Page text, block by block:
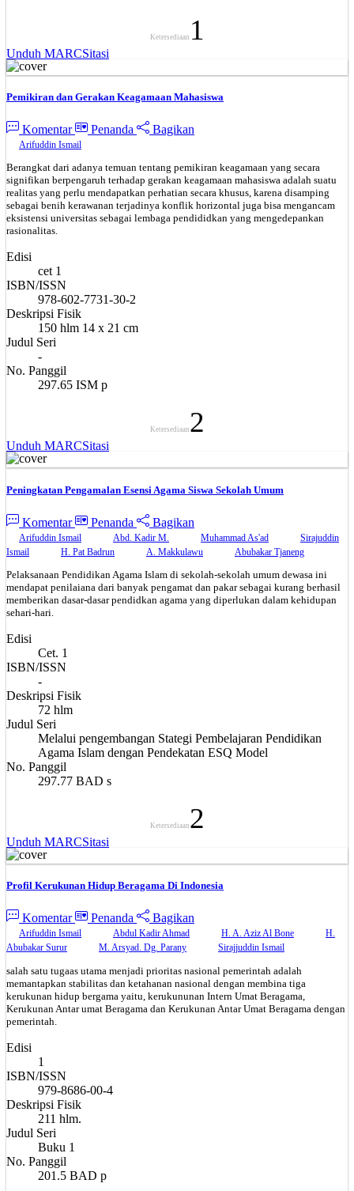
Ketersediaan 1
Unduh MARCSitasi
Pemikiran dan Gerakan Keagamaan Mahasiswa
Komentar Penanda Bagikan
Arifuddin Ismail
Berangkat dari adanya temuan tentang pemikiran keagamaan yang secara
signifikan berpengaruh terhadap gerakan keagamaan mahasiswa adalah suatu
realitas yang perlu mendapatkan perhatian secara khusus, karena disamping
sebagai benih kerawanan terjadinya konflik horizontal juga bisa mengancam
eksistensi universitas sebagai lembaga pendididkan yang mengedepankan
rasionalitas.
Edisi
cet 1
ISBN/ISSN
978-602-7731-30-2
Deskripsi Fisik
150 hlm 14 x 21 cm
Judul Seri
-
No. Panggil
297.65 ISM p
Ketersediaan 2
Unduh MARCSitasi
Peningkatan Pengamalan Esensi Agama Siswa Sekolah Umum
Komentar Penanda Bagikan
Arifuddin Ismail Abd. Kadir M. Muhammad As'ad
Sirajuddin
Ismail
H. Pat Badrun A. Makkulawu Abubakar Tjaneng
Pelaksanaan Pendidikan Agama Islam di sekolah-sekolah umum dewasa ini
mendapat penilaiana dari banyak pengamat dan pakar sebagai kurang berhasil
memberikan dasar-dasar pendidkan agama yang diperlukan dalam kehidupan
sehari-hari.
Edisi
Cet. 1
ISBN/ISSN
-
Deskripsi Fisik
72 hlm
Judul Seri
Melalui pengembangan Stategi Pembelajaran Pendidikan
Agama Islam dengan Pendekatan ESQ Model
No. Panggil
297.77 BAD s
Ketersediaan 2
Unduh MARCSitasi
Profil Kerukunan Hidup Beragama Di Indonesia
Komentar Penanda Bagikan
Arifuddin Ismail Abdul Kadir Ahmad H. A. Aziz Al Bone
H.
Abubakar Surur
M. Arsyad. Dg. Parany Sirajjuddin Ismail
salah satu tugaas utama menjadi prioritas nasional pemerintah adalah
memantapkan stabilitas dan ketahanan nasional dengan membina tiga
kerukunan hidup bergama yaitu, kerukununan Intern Umat Beragama,
Kerukunan Antar umat Beragama dan Kerukunan Antar Umat Beragama dengan
pemerintah.
Edisi
1
ISBN/ISSN
979-8686-00-4
Deskripsi Fisik
211 hlm.
Judul Seri
Buku 1
No. Panggil
201.5 BAD p